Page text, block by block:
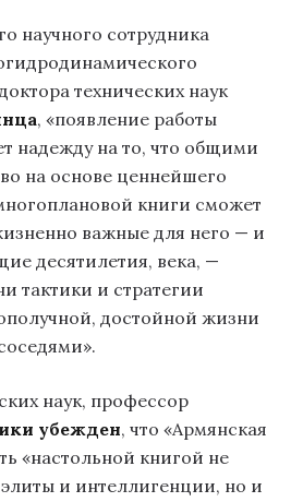
научного сотрудника
технических наук
, «появление работы
надежду на то, что общими
на основе ценнейшего
книги сможет
важные для него — и
десятилетия, века, —
тактики и стратегии
достойной жизни
наук, профессор
убежден, что «Армянская
«настольной книгой не
и интеллигенции, но и